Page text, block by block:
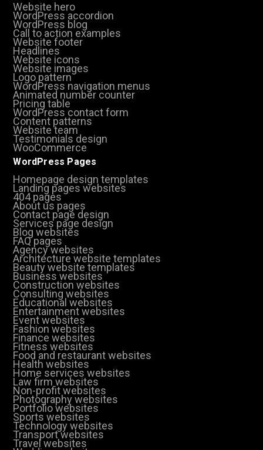
Website hero
WordPress accordion
WordPress blog
Call to action examples
Website footer
Headlines
Website icons
Website images
Logo pattern
WordPress navigation menus
Animated number counter
Pricing table
WordPress contact form
Content patterns
Website team
Testimonials design
WooCommerce
WordPress Pages
Homepage design templates
Landing pages websites
404 pages
About us pages
Contact page design
Services page design
Blog websites
FAQ pages
Agency websites
Architecture website templates
Beauty website templates
Business websites
Construction websites
Consulting websites
Educational websites
Entertainment websites
Event websites
Fashion websites
Finance websites
Fitness websites
Food and restaurant websites
Health websites
Home services websites
Law firm websites
Non-profit websites
Photography websites
Portfolio websites
Sports websites
Technology websites
Transport websites
Travel websites